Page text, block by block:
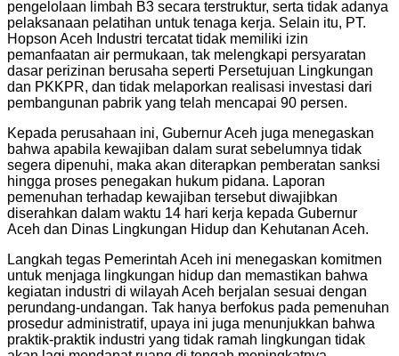
pengelolaan limbah B3 secara terstruktur, serta tidak adanya
pelaksanaan pelatihan untuk tenaga kerja. Selain itu, PT.
Hopson Aceh Industri tercatat tidak memiliki izin
pemanfaatan air permukaan, tak melengkapi persyaratan
dasar perizinan berusaha seperti Persetujuan Lingkungan
dan PKKPR, dan tidak melaporkan realisasi investasi dari
pembangunan pabrik yang telah mencapai 90 persen.
Kepada perusahaan ini, Gubernur Aceh juga menegaskan
bahwa apabila kewajiban dalam surat sebelumnya tidak
segera dipenuhi, maka akan diterapkan pemberatan sanksi
hingga proses penegakan hukum pidana. Laporan
pemenuhan terhadap kewajiban tersebut diwajibkan
diserahkan dalam waktu 14 hari kerja kepada Gubernur
Aceh dan Dinas Lingkungan Hidup dan Kehutanan Aceh.
Langkah tegas Pemerintah Aceh ini menegaskan komitmen
untuk menjaga lingkungan hidup dan memastikan bahwa
kegiatan industri di wilayah Aceh berjalan sesuai dengan
perundang-undangan. Tak hanya berfokus pada pemenuhan
prosedur administratif, upaya ini juga menunjukkan bahwa
praktik-praktik industri yang tidak ramah lingkungan tidak